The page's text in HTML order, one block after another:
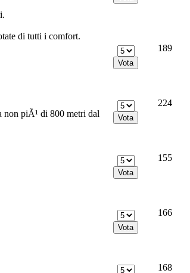
di tutti i comfort.
189
non piÃ¹ di 800 metri dal
224
155
166
168